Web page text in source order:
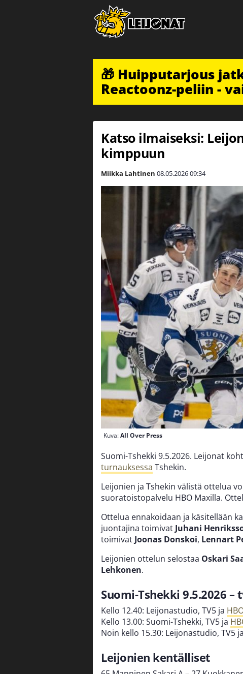
🎁 Huipputarjous
Reactoonz-peliin -
Katso ilmaiseksi:
kimppuun
Miikka Lahtinen 08.05.202609:34
Kuva:All Over Press
Suomi-Tshekki 9.5.2026. Leijonat
turnauksessa Tshekin.
Leijonien ja Tshekin välistä ottelua
suoratoistopalvelu HBO Maxilla.
Ottelua ennakoidaan ja käsitellään
juontajina toimivat Juhani
toimivat Joonas Donskoi, Lennart
Leijonien ottelun selostaa Oskari
Lehkonen.
Suomi-Tshekki 9.5.2026 –
Kello 12.40: Leijonastudio, TV5 ja
Kello 13.00: Suomi-Tshekki, TV5 ja
Noin kello 15.30: Leijonastudio, TV5 ja
Leijonien kentälliset